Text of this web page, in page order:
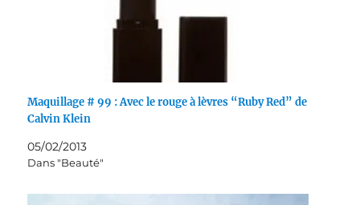
Maquillage # 99 : Avec le rouge à lèvres “Ruby Red” de
Calvin Klein
05/02/2013
Dans "Beauté"